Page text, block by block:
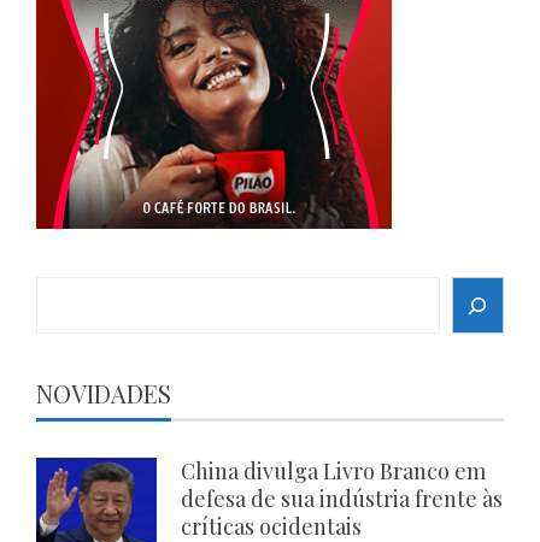
NOVIDADES
China divulga Livro Branco em
defesa de sua indústria frente às
críticas ocidentais